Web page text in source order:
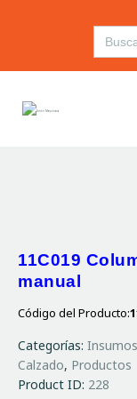
Buscar:
11C019
manual
Código del Producto:
Categorías:
Calzado, Productos
Product ID: 228